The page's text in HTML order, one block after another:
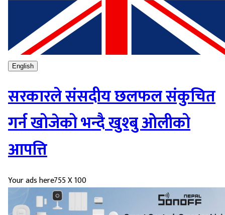
English
सरकारले संसदीय छलफल संकुचित
गर्न खोजेको भन्दै खुश्बु ओलीको
आपत्ति
Your ads here755 X 100